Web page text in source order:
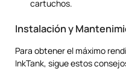
cartuchos.
Instalación y
Para obtener el máximo
InkTank, sigue estos